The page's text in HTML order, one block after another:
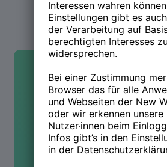
Kontakt
Hast Du Fragen
mehr wissen? Wir
da!